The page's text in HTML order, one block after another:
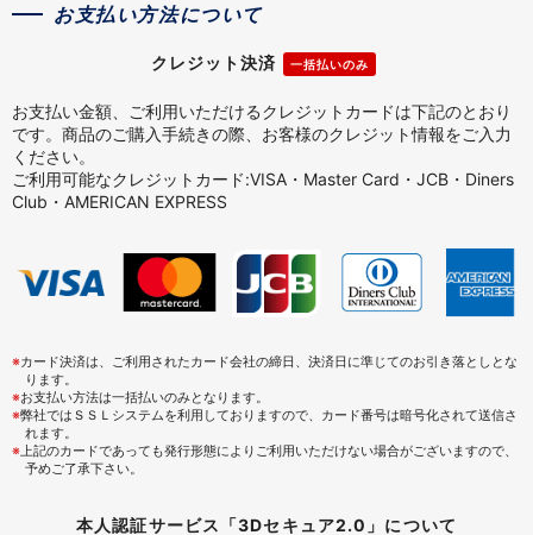
お支払い方法について
クレジット決済 一括払いのみ
お支払い金額、ご利用いただけるクレジットカードは下記のとおり
です。商品のご購入手続きの際、お客様のクレジット情報をご入力
ください。
ご利用可能なクレジットカード:VISA・Master Card・JCB・Diners
Club・AMERICAN EXPRESS
※カード決済は、ご利用されたカード会社の締日、決済日に準じてのお引き落としとな
ります。
※お支払い方法は一括払いのみとなります。
※弊社ではＳＳＬシステムを利用しておりますので、カード番号は暗号化されて送信さ
れます。
※上記のカードであっても発行形態によりご利用いただけない場合がございますので、
予めご了承下さい。
本人認証サービス「3Dセキュア2.0」について